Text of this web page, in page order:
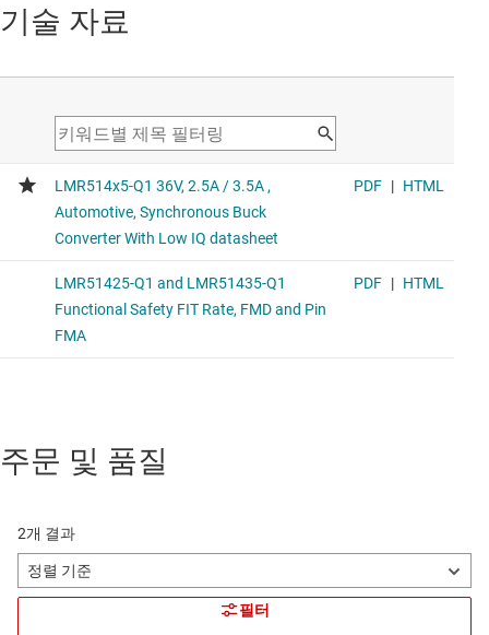
기술 자료
주문 및 품질